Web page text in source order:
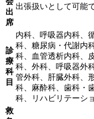
出
席
出張扱いとして可能
診
療
科
目
内科、呼吸器内科、
科、糖尿病・代謝内
科、血管透析内科、
科、外科、呼吸器外
管外科、肝臓外科、
科、麻酔科、歯科・
科、リハビリテーシ
救